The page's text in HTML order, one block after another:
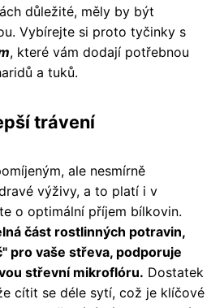
důležité, měly by být
Vybírejte si proto tyčinky s
, které vám dodají potřebnou
a tuků.
trávení
ale nesmírně
výživy, a to platí i v
o optimální příjem bílkovin.
část rostlinných potravin,
pro vaše střeva, podporuje
střevní mikroflóru. Dostatek
cítit se déle sytí, což je klíčové